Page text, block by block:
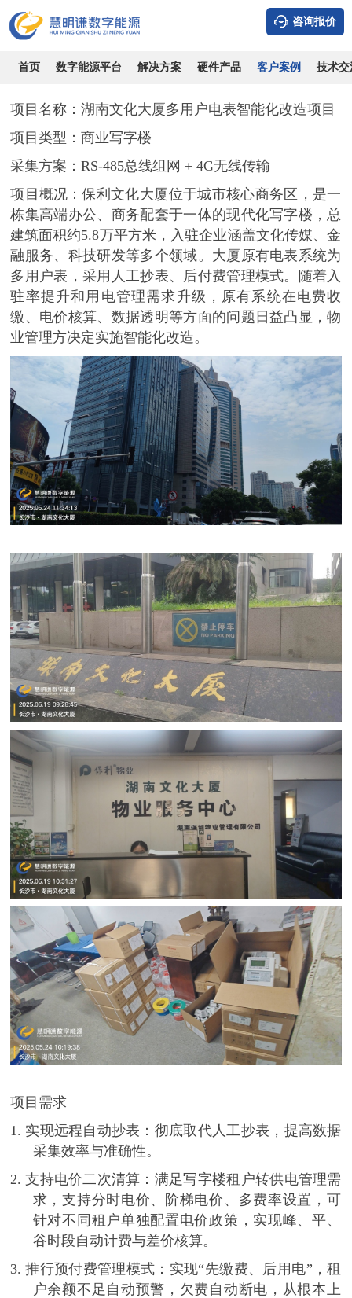
咨询报价
首页 数字能源平台 解决方案 硬件产品 客户案例 技术交
湖南文化大厦多用户电表预付费智能化改造项目
时间：2026-08-09 浏览：2098 作者：admin
项目名称 ：湖南文化大厦多用户电表智能化改造项目
项目类型 ：商业写字楼
采集方案 ：RS-485总线组网 + 4G无线传输
项目概况 ：保利文化大厦位于城市核心商务区，是一
栋集高端办公、商务配套于一体的现代化写字楼，总
建筑面积约5.8万平方米，入驻企业涵盖文化传媒、金
融服务、科技研发等多个领域。大厦原有电表系统为
多用户表，采用人工抄表、后付费管理模式。随着入
驻率提升和用电管理需求升级，原有系统在电费收
缴、电价核算、数据透明等方面的问题日益凸显，物
业管理方决定实施智能化改造。
项目需求
1. 实现远程自动抄表 ：彻底取代人工抄表，提高数据
采集效率与准确性。
2.支持电价二次清算 ：满足写字楼租户转供电管理需
求，支持分时电价、阶梯电价、多费率设置，可
针对不同租户单独配置电价政策，实现峰、平、
谷时段自动计费与差价核算。
3.推行预付费管理模式 ：实现“先缴费、后用电”，租
户余额不足自动预警，欠费自动断电，从根本上